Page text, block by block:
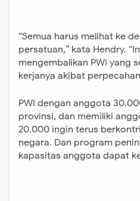
“Semua harus melihat ke
persatuan,” kata Hendry.
mengembalikan PWI yang
kerjanya akibat
PWI dengan anggota
provinsi, dan memiliki
20.000 ingin terus
negara. Dan program
kapasitas anggota dapat